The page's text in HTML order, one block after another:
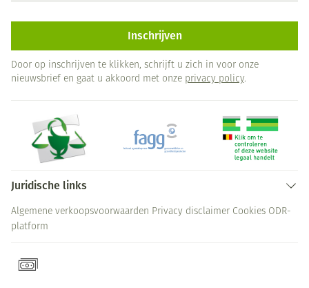
Inschrijven
Door op inschrijven te klikken, schrijft u zich in voor onze
nieuwsbrief en gaat u akkoord met onze privacy policy.
Juridische links
Algemene verkoopsvoorwaarden Privacy disclaimer Cookies ODR-
platform